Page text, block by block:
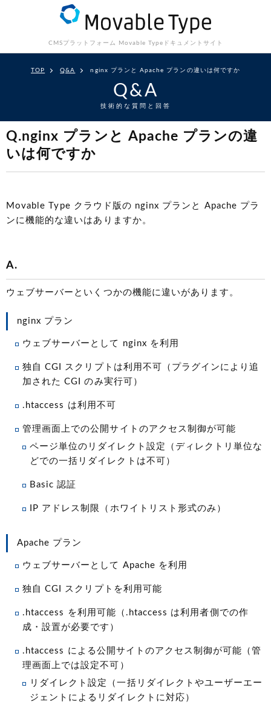
CMSプラットフォーム Movable Type ドキュメントサイト
TOP Q&A nginx プランと Apache プランの違いは何ですか
Q&A
技術的な質問と回答
Q.nginx プランと Apache プランの違
いは何ですか
Movable Type クラウド版の nginx プランと Apache プラ
ンに機能的な違いはありますか。
A.
ウェブサーバーといくつかの機能に違いがあります。
nginx プラン
ウェブサーバーとして nginx を利用
独自 CGI スクリプトは利用不可（プラグインにより追
加された CGI のみ実行可）
.htaccess は利用不可
管理画面上での公開サイトのアクセス制御が可能
ページ単位のリダイレクト設定（ディレクトリ単位な
どでの一括リダイレクトは不可）
Basic 認証
IP アドレス制限（ホワイトリスト形式のみ）
Apache プラン
ウェブサーバーとして Apache を利用
独自 CGI スクリプトを利用可能
.htaccess を利用可能（.htaccess は利用者側での作
成・設置が必要です）
.htaccess による公開サイトのアクセス制御が可能（管
理画面上では設定不可）
リダイレクト設定（一括リダイレクトやユーザーエー
ジェントによるリダイレクトに対応）